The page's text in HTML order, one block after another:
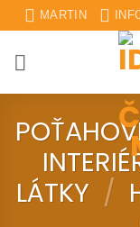
Skip
to
content
MARTIN
LÁTKY /